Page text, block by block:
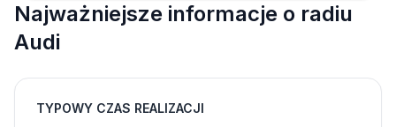
Najważniejsze informacje o radiu
Audi
TYPOWY CZAS REALIZACJI